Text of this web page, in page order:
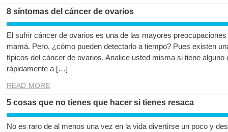
8 síntomas del cáncer de ovarios
El sufrir cáncer de ovarios es una de las mayores
mamá. Pero, ¿cómo pueden detectarlo a tiempo? Pues existen
típicos del cáncer de ovarios. Analice usted misma si tiene
rápidamente a […]
READ MORE
5 cosas que no tienes que hacer si tienes resaca
No es raro de al menos una vez en la vida divertirse un poco y